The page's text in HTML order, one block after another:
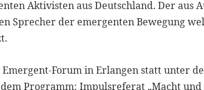
Aktivisten aus Deutschland. Der aus
Sprecher der emergenten Bewegung
Emergent-Forum in Erlangen statt unter
Programm: Impulsreferat „Macht